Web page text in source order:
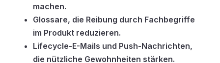
machen.
Glossare, die Reibung durch Fachbegriffe
im Produkt reduzieren.
Lifecycle-E-Mails und Push-Nachrichten,
die nützliche Gewohnheiten stärken.